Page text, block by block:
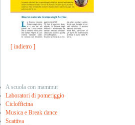
[ indietro ]
A scuola con mammut
Laboratori di pomeriggio
Ciclofficina
Musica e Break dance
Scattiva